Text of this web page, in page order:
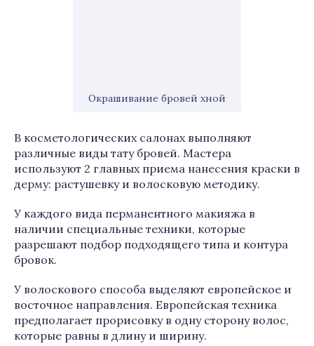
Окрашивание бровей хной
В косметологических салонах выполняют
различные виды тату бровей. Мастера
используют 2 главных приема нанесения краски в
дерму: растушевку и волосковую методику.
У каждого вида перманентного макияжа в
наличии специальные техники, которые
разрешают подбор подходящего типа и контура
бровок.
У волоскового способа выделяют европейское и
восточное направления. Европейская техника
предполагает прорисовку в одну сторону волос,
которые равны в длину и ширину.